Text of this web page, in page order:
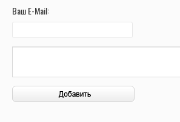
Ваш E-Mail: